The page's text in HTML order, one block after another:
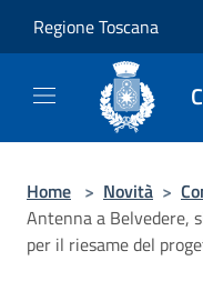
Regione Toscana
Home > Novità >
Antenna a Belvedere,
per il riesame del